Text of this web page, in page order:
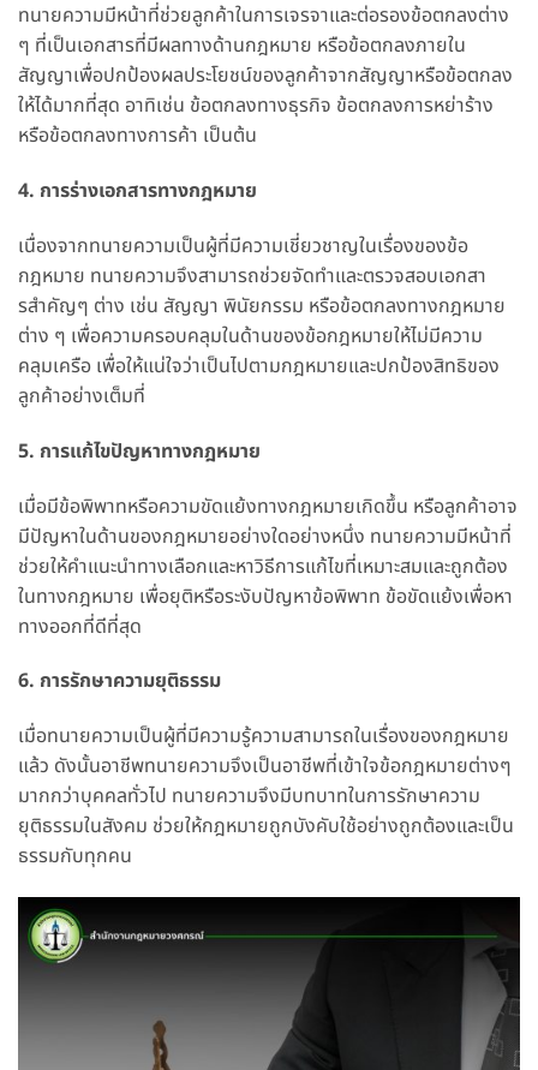
ทนายความมีหน้าที่ช่วยลูกค้าในการเจรจาและต่อรองข้อตกลงต่าง
ๆ ที่เป็นเอกสารที่มีผลทางด้านกฎหมาย หรือข้อตกลงภายใน
สัญญาเพื่อปกป้องผลประโยชน์ของลูกค้าจากสัญญาหรือข้อตกลง
ให้ได้มากที่สุด อาทิเช่น ข้อตกลงทางธุรกิจ ข้อตกลงการหย่าร้าง
หรือข้อตกลงทางการค้า เป็นต้น
4. การร่างเอกสารทางกฎหมาย
เนื่องจากทนายความเป็นผู้ที่มีความเชี่ยวชาญในเรื่องของข้อ
กฎหมาย ทนายความจึงสามารถช่วยจัดทำและตรวจสอบเอกสา
รสำคัญๆ ต่าง เช่น สัญญา พินัยกรรม หรือข้อตกลงทางกฎหมาย
ต่าง ๆ เพื่อความครอบคลุมในด้านของข้อกฎหมายให้ไม่มีความ
คลุมเครือ เพื่อให้แน่ใจว่าเป็นไปตามกฎหมายและปกป้องสิทธิของ
ลูกค้าอย่างเต็มที่
5. การแก้ไขปัญหาทางกฎหมาย
เมื่อมีข้อพิพาทหรือความขัดแย้งทางกฎหมายเกิดขึ้น หรือลูกค้าอาจ
มีปัญหาในด้านของกฎหมายอย่างใดอย่างหนึ่ง ทนายความมีหน้าที่
ช่วยให้คำแนะนำทางเลือกและหาวิธีการแก้ไขที่เหมาะสมและถูกต้อง
ในทางกฎหมาย เพื่อยุติหรือระงับปัญหาข้อพิพาท ข้อขัดแย้งเพื่อหา
ทางออกที่ดีที่สุด
6. การรักษาความยุติธรรม
เมื่อทนายความเป็นผู้ที่มีความรู้ความสามารถในเรื่องของกฎหมาย
แล้ว ดังนั้นอาชีพทนายความจึงเป็นอาชีพที่เข้าใจข้อกฎหมายต่างๆ
มากกว่าบุคคลทั่วไป ทนายความจึงมีบทบาทในการรักษาความ
ยุติธรรมในสังคม ช่วยให้กฎหมายถูกบังคับใช้อย่างถูกต้องและเป็น
ธรรมกับทุกคน